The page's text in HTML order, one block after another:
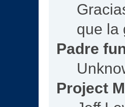
que la
Padre
Project